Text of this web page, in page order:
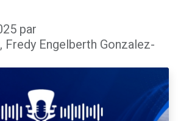
par
Fredy Engelberth Gonzalez-